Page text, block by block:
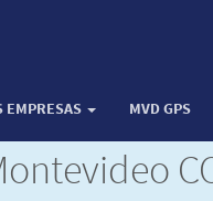
EMPRESAS MVD GPS